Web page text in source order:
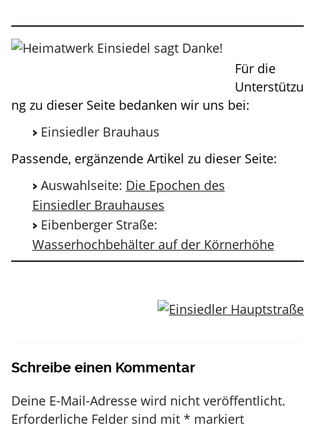
Für die
Unterstützu
ng zu dieser Seite bedanken wir uns bei:
Einsiedler Brauhaus
Passende, ergänzende Artikel zu dieser Seite:
Auswahlseite: Die Epochen des
Einsiedler Brauhauses
Eibenberger Straße:
Wasserhochbehälter auf der Körnerhöhe
Schreibe einen Kommentar
Deine E-Mail-Adresse wird nicht veröffentlicht.
Erforderliche Felder sind mit * markiert